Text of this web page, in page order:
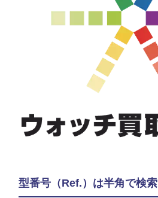
型番号（Ref.）は半角で検索